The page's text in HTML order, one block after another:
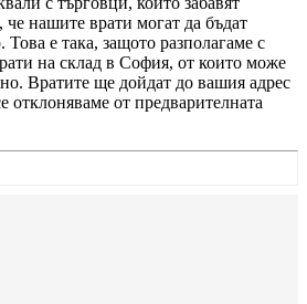
нашите врати могат да бъдат
е така, защото разполагаме с
на склад в София, от които може
Вратите ще дойдат до вашия адрес
отклоняваме от предварителната